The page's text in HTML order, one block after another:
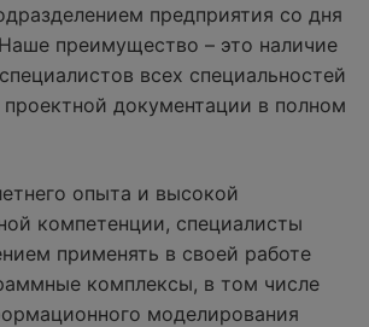
предприятия со дня
преимущество – это наличие
всех специальностей
проектной документации в полном
опыта и высокой
компетенции, специалисты
применять в своей работе
комплексы, в том числе
моделирования